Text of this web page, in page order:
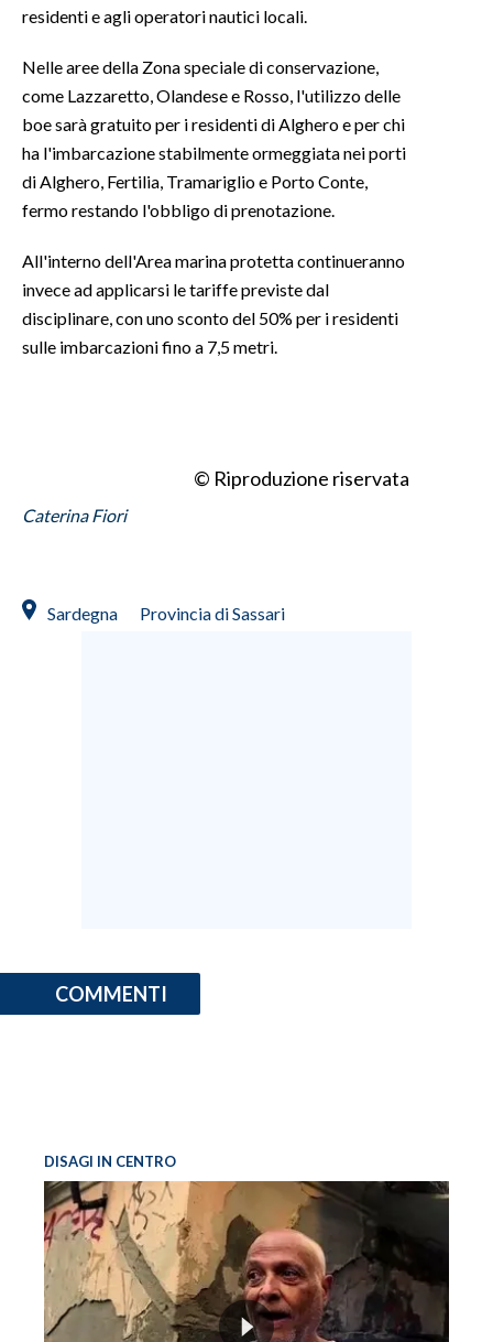
NECROLOGI
SPIAGGE
residenti e agli operatori nautici locali.
Nelle aree della Zona speciale di conservazione,
come Lazzaretto, Olandese e Rosso, l'utilizzo delle
boe sarà gratuito per i residenti di Alghero e per chi
ha l'imbarcazione stabilmente ormeggiata nei porti
di Alghero, Fertilia, Tramariglio e Porto Conte,
fermo restando l'obbligo di prenotazione.
All'interno dell'Area marina protetta continueranno
invece ad applicarsi le tariffe previste dal
disciplinare, con uno sconto del 50% per i residenti
sulle imbarcazioni fino a 7,5 metri.
© Riproduzione riservata
Caterina Fiori
Sardegna Provincia di Sassari
COMMENTI
DISAGI IN CENTRO